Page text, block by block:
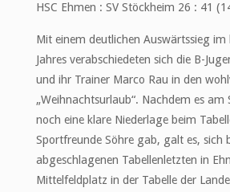
HSC Ehmen : SV Stöckheim 26 : 41
Mit einem deutlichen Auswärtssieg im
Jahres verabschiedeten sich die B-
und ihr Trainer Marco Rau in den
„Weihnachtsurlaub“. Nachdem es am
noch eine klare Niederlage beim
Sportfreunde Söhre gab, galt es, sich
abgeschlagenen Tabellenletzten in
Mittelfeldplatz in der Tabelle der